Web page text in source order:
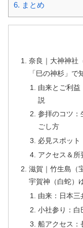
6. まとめ
奈良｜大神神社
「巳の神杉」で
由来とご利益
説
参拝のコツ：
ごし方
必見スポット
アクセス＆所
滋賀｜竹生島（
宇賀神（白蛇）
由来：日本三
小社参り：白
船アクセス：